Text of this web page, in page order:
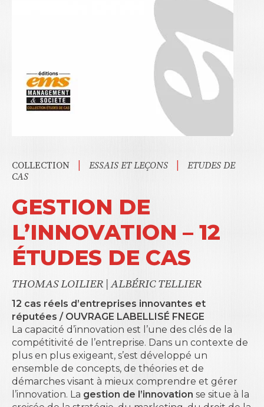
COLLECTION | ESSAIS ET LEÇONS |
ETUDES DE
CAS
GESTION DE
L’INNOVATION – 12
ÉTUDES DE CAS
THOMAS LOILIER |ALBÉRIC TELLIER
12 cas réels d’entreprises innovantes et
réputées / OUVRAGE LABELLISÉ FNEGE
La capacité d’innovation est l’une des clés de la
compétitivité de l’entreprise. Dans un contexte de
plus en plus exigeant, s’est développé un
ensemble de concepts, de théories et de
démarches visant à mieux comprendre et gérer
l’innovation. La gestion de l’innovation se situe à la